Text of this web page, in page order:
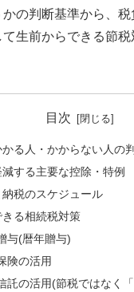
の判断基準から、
生前からできる節
目次
る人・かからない人の
する主要な控除・特例
税のスケジュール
る相続税対策
与(暦年贈与)
険の活用
託の活用(節税ではなく